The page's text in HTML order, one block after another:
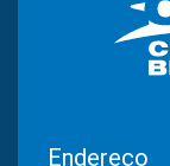
Endereço